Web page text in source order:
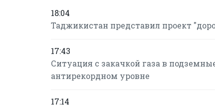
18:04
Таджикистан представил проект
17:43
Ситуация с закачкой газа в
антирекордном уровне
17:14